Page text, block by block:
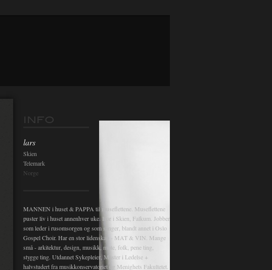
INFO
lars
Skien
Telemark
Norge
MANNEN i huset & PAPPA til museflettene. Museflettene
puster liv i huset annenhver uke. Bor i Skien, Falkum. Jobber
som leder i rusomsorgen og som sanger, blandt annet i Oslo
Gospel Choir. Har en stor lidenskap - MAT & VIN. Mange
små - arkitektur, design, musikk, mote, folk, pene ting,
stygge ting. Utdannet Sykepleier, Master i Ledelse +
halvstudert fra musikkonservatoriet og Menighets Fakultetet.